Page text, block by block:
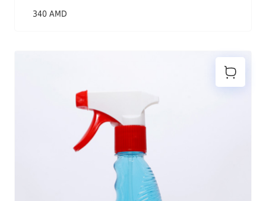
340 AMD